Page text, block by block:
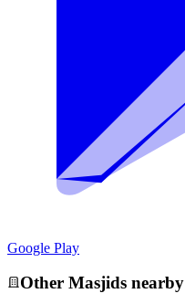
Google Play
Other Masjids nearby